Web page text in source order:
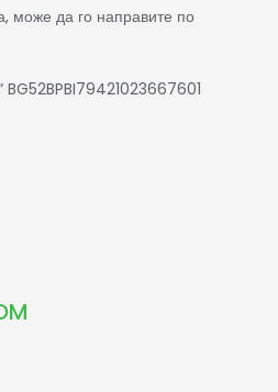
може да го направите по